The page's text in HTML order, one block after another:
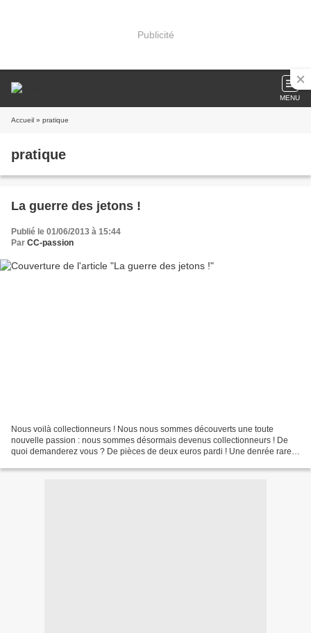
Publicité
MENU
Accueil » pratique
pratique
La guerre des jetons !
Publié le 01/06/2013 à 15:44
Par CC-passion
Nous voilà collectionneurs ! Nous nous sommes découverts une toute
nouvelle passion : nous sommes désormais devenus collectionneurs ! De
quoi demanderez vous ? De pièces de deux euros pardi ! Une denrée rare...